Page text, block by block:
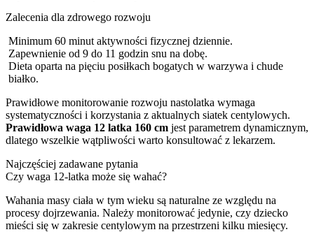
Zalecenia dla zdrowego rozwoju
Minimum 60 minut aktywności fizycznej dziennie.
Zapewnienie od 9 do 11 godzin snu na dobę.
Dieta oparta na pięciu posiłkach bogatych w warzywa i chude
białko.
Prawidłowe monitorowanie rozwoju nastolatka wymaga
systematyczności i korzystania z aktualnych siatek centylowych.
Prawidłowa waga 12 latka 160 cm jest parametrem dynamicznym,
dlatego wszelkie wątpliwości warto konsultować z lekarzem.
Najczęściej zadawane pytania
Czy waga 12-latka może się wahać?
Wahania masy ciała w tym wieku są naturalne ze względu na
procesy dojrzewania. Należy monitorować jedynie, czy dziecko
mieści się w zakresie centylowym na przestrzeni kilku miesięcy.